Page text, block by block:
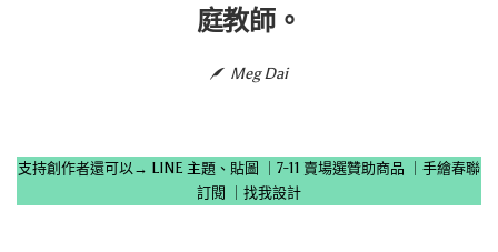
庭教師。
Meg Dai
支持創作者還可以→ LINE 主題、貼圖 7-11 賣場選贊助商品
手繪春聯
訂閱
找我設計